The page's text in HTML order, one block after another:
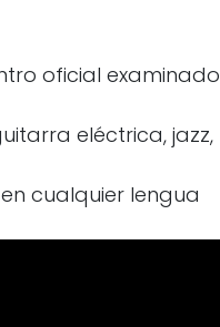
oficial
eléctrica, jazz,
cualquier lengua